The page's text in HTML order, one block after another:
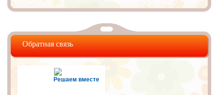
Обратная связь
Решаем вместе